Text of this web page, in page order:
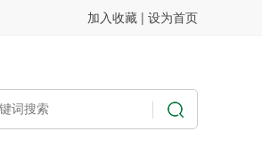
加入收藏 | 设为首页